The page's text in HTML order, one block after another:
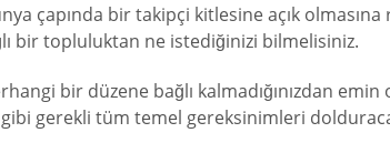
çapında bir takipçi kitlesine açık olmasına
bir topluluktan ne istediğinizi bilmelisiniz.
bir düzene bağlı kalmadığınızdan
gibi gerekli tüm temel gereksinimleri